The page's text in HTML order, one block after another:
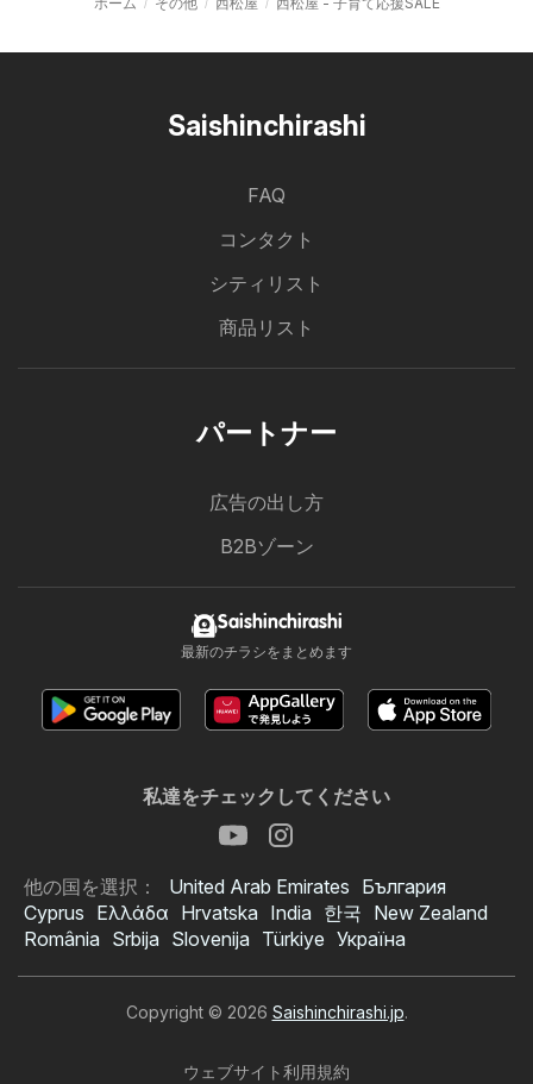
Saishinchirashi
FAQ
コンタクト
シティリスト
商品リスト
パートナー
広告の出し方
B2Bゾーン
Saishinchirashi
最新のチラシをまとめます
私達をチェックしてください
他の国を選択： United Arab Emirates България
Cyprus Ελλάδα Hrvatska India 한국 New Zealand
România Srbija Slovenija Türkiye Україна
Copyright © 2026 Saishinchirashi.jp.
ウェブサイト利用規約